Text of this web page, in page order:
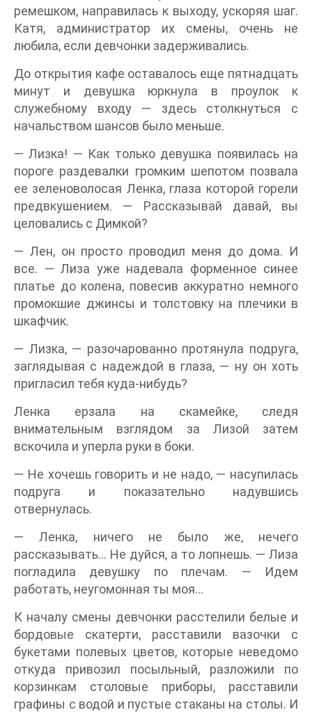
ремешком, направилась к выходу, ускоряя шаг.
Катя, администратор их смены, очень не
любила, если девчонки задерживались.
До открытия кафе оставалось еще пятнадцать
минут и девушка юркнула в проулок к
служебному входу — здесь столкнуться с
начальством шансов было меньше.
— Лизка! — Как только девушка появилась на
пороге раздевалки громким шепотом позвала
ее зеленоволосая Ленка, глаза которой горели
предвкушением. — Рассказывай давай, вы
целовались с Димкой?
— Лен, он просто проводил меня до дома. И
все. — Лиза уже надевала форменное синее
платье до колена, повесив аккуратно немного
промокшие джинсы и толстовку на плечики в
шкафчик.
— Лизка, — разочарованно протянула подруга,
заглядывая с надеждой в глаза, — ну он хоть
пригласил тебя куда-нибудь?
Ленка ерзала на скамейке, следя
внимательным взглядом за Лизой затем
вскочила и уперла руки в боки.
— Не хочешь говорить и не надо, — насупилась
подруга и показательно надувшись
отвернулась.
— Ленка, ничего не было же, нечего
рассказывать… Не дуйся, а то лопнешь. — Лиза
погладила девушку по плечам. — Идем
работать, неугомонная ты моя…
К началу смены девчонки расстелили белые и
бордовые скатерти, расставили вазочки с
букетами полевых цветов, которые неведомо
откуда привозил посыльный, разложили по
корзинкам столовые приборы, расставили
графины с водой и пустые стаканы на столы. И